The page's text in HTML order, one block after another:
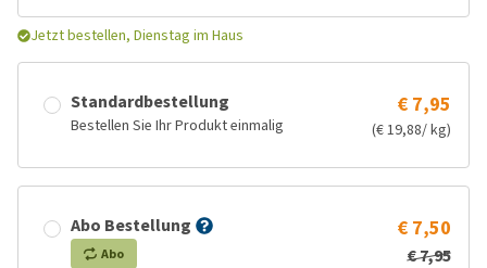
Jetzt bestellen, Dienstag im Haus
Standardbestellung
Bestellen Sie Ihr Produkt einmalig
€ 7,95
(€ 19,88/ kg)
Abo Bestellung
Abo
€ 7,50
€ 7,95